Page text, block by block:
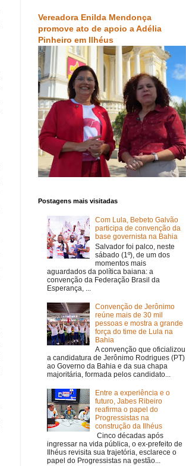
Vereadora Enilda Mendonça
promove ato de apoio a Adélia
Pinheiro em Ilhéus
Postagens mais visitadas
Com Lula, Bebeto Galvão
participa de convenção da
base governista na Bahia
Salvador foi palco, neste
sábado (1º), de um dos
momentos mais
aguardados da política baiana: a
convenção da Federação Brasil da
Esperança, ...
Convenção de Jerônimo
reúne mais de 30 mil
pessoas e mostra a grande
força do time de Lula na
Bahia
A convenção que oficializou
a candidatura de Jerônimo Rodrigues (PT)
ao Governo da Bahia e da sua chapa
majoritária, formada pelos candidato...
Entre a experiência e o
futuro, Jabes Ribeiro
reafirma o papel do
Progressistas na
construção da Ilhéus
Cinco décadas após
ingressar na vida pública, o ex-prefeito de
Ilhéus revisita sua trajetória, esclarece o
papel do Progressistas na gestão...